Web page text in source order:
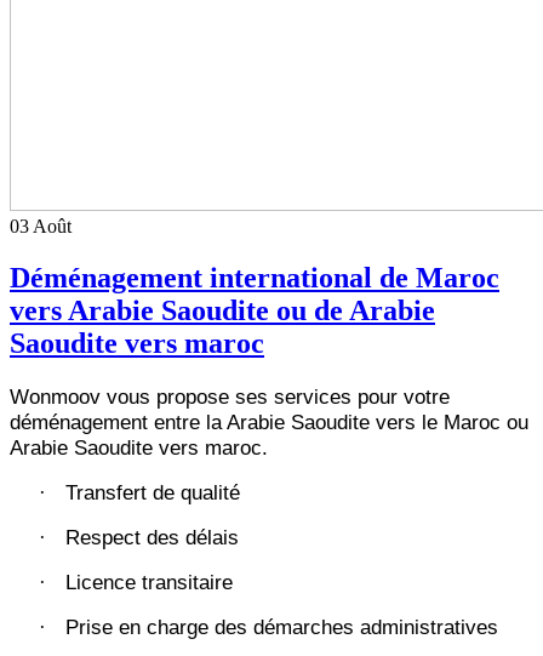
03 Août
Déménagement international de Maroc
vers Arabie Saoudite ou de Arabie
Saoudite vers maroc
Wonmoov vous propose ses services pour votre
déménagement entre la Arabie Saoudite vers le Maroc ou
Arabie Saoudite vers maroc.
· Transfert de qualité
· Respect des délais
· Licence transitaire
·
Prise en charge des démarches administratives